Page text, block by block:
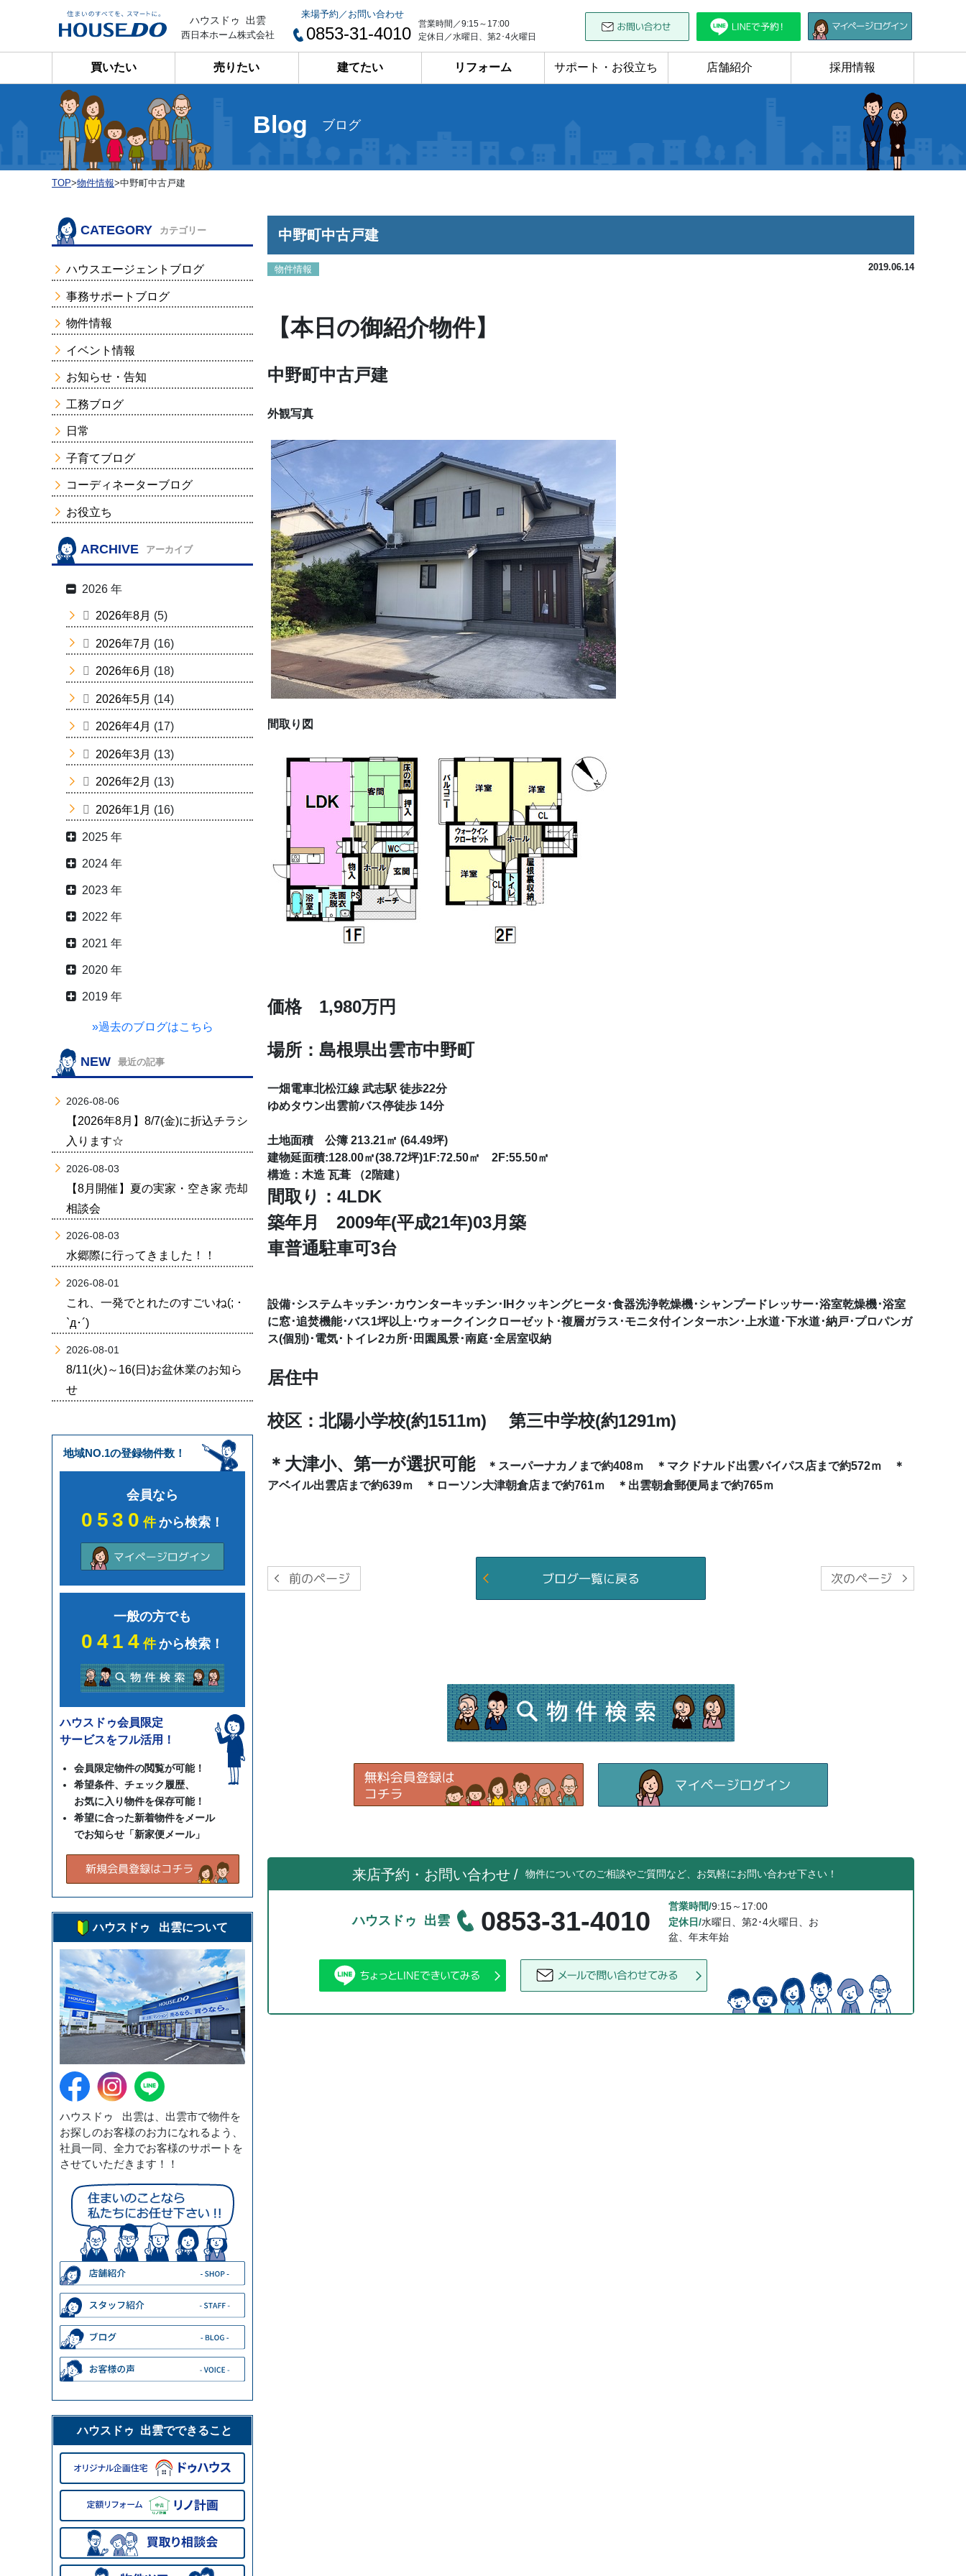
ハウスドゥ 出雲
西日本ホーム株式会社
来場予約／お問い合わせ
0853-31-4010
営業時間／9:15～17:00
定休日／水曜日、第2･4火曜日
買いたい 売りたい 建てたい リフォーム サポート・お役立ち 店舗紹介 採用情報
Blog ブログ
TOP>物件情報>中野町中古戸建
中野町中古戸建
物件情報 2019.06.14
【本日の御紹介物件】
中野町中古戸建
外観写真
間取り図
価格 1,980万円
場所：島根県出雲市中野町
一畑電車北松江線 武志駅 徒歩22分
ゆめタウン出雲前バス停徒歩 14分
土地面積 公簿 213.21㎡ (64.49坪)
建物延面積:128.00㎡(38.72坪)1F:72.50㎡ 2F:55.50㎡
構造：木造 瓦葺 （2階建）
間取り：4LDK
築年月 2009年(平成21年)03月築
車普通駐車可3台
設備･システムキッチン･カウンターキッチン･IHクッキングヒータ･食器洗浄乾燥機･シャンプードレッサー･浴室乾燥機･浴室
に窓･追焚機能･バス1坪以上･ウォークインクローゼット･複層ガラス･モニタ付インターホン･上水道･下水道･納戸･プロパンガ
ス(個別)･電気･トイレ2カ所･田園風景･南庭･全居室収納
居住中
校区：北陽小学校(約1511m) 第三中学校(約1291m)
＊大津小、第一が選択可能＊スーパーナカノまで約408ｍ ＊マクドナルド出雲バイパス店まで約572ｍ ＊
アベイル出雲店まで約639ｍ ＊ローソン大津朝倉店まで約761ｍ ＊出雲朝倉郵便局まで約765ｍ
来店予約・お問い合わせ / 物件についてのご相談やご質問など、お気軽にお問い合わせ下さい！
ハウスドゥ 出雲 0853-31-4010 営業時間/9:15～17:00
定休日/水曜日、第2･4火曜日、お
盆、年末年始
CATEGORY カテゴリー
ハウスエージェントブログ
事務サポートブログ
物件情報
イベント情報
お知らせ・告知
工務ブログ
日常
子育てブログ
コーディネーターブログ
お役立ち
ARCHIVE アーカイブ
2026 年
2026年8月 (5)
2026年7月 (16)
2026年6月 (18)
2026年5月 (14)
2026年4月 (17)
2026年3月 (13)
2026年2月 (13)
2026年1月 (16)
2025 年
2024 年
2023 年
2022 年
2021 年
2020 年
2019 年
»過去のブログはこちら
NEW 最近の記事
2026-08-06
【2026年8月】8/7(金)に折込チラシ
入ります☆
2026-08-03
【8月開催】夏の実家・空き家 売却
相談会
2026-08-03
水郷際に行ってきました！！
2026-08-01
これ、一発でとれたのすごいね(; ･
`д･´)
2026-08-01
8/11(火)～16(日)お盆休業のお知ら
せ
地域NO.1の登録物件数！
会員なら
0530件から検索！
一般の方でも
0414件から検索！
ハウスドゥ会員限定
サービスをフル活用！
会員限定物件の閲覧が可能！
希望条件、チェック履歴、
お気に入り物件を保存可能！
希望に合った新着物件をメール
でお知らせ「新家便メール」
ハウスドゥ 出雲について
ハウスドゥ 出雲は、出雲市で物件を
お探しのお客様のお力になれるよう、
社員一同、全力でお客様のサポートを
させていただきます！！
ハウスドゥ 出雲でできること